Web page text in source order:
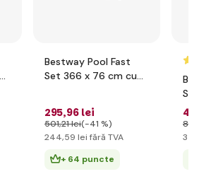
Bestway Pool Fast
Set 366 x 76 cm cu
295,96 lei
501,21 lei(-41 %)
244,59 lei fără TVA
+ 64 puncte
Set
431
898
356